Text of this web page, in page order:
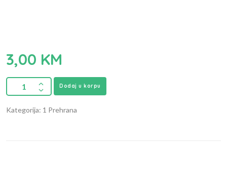
3,00 KM
Dodaj u korpu
Kategorija: 1 Prehrana